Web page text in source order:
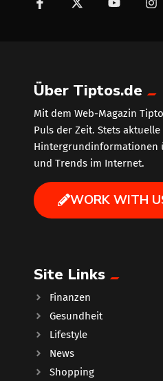
Über Tiptos.de
Mit dem Web-Magazin
Puls der Zeit. Stets aktuelle
Hintergrundinformationen
und Trends im Internet.
WORK WITH
Site Links
Finanzen
Gesundheit
Lifestyle
News
Shopping